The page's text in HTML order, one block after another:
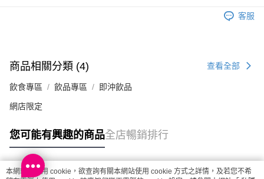
每筆HK$20.00，滿HK$100.00或以上免運費
客服
商品相關分類 (4) 查看全部
飲食專區 飲品專區 即沖飲品
網店限定
您可能有興趣的商品全店暢銷排行
本網站中使用 cookie，欲查詢有關本網站使用 cookie 方式之詳情，及若您不希